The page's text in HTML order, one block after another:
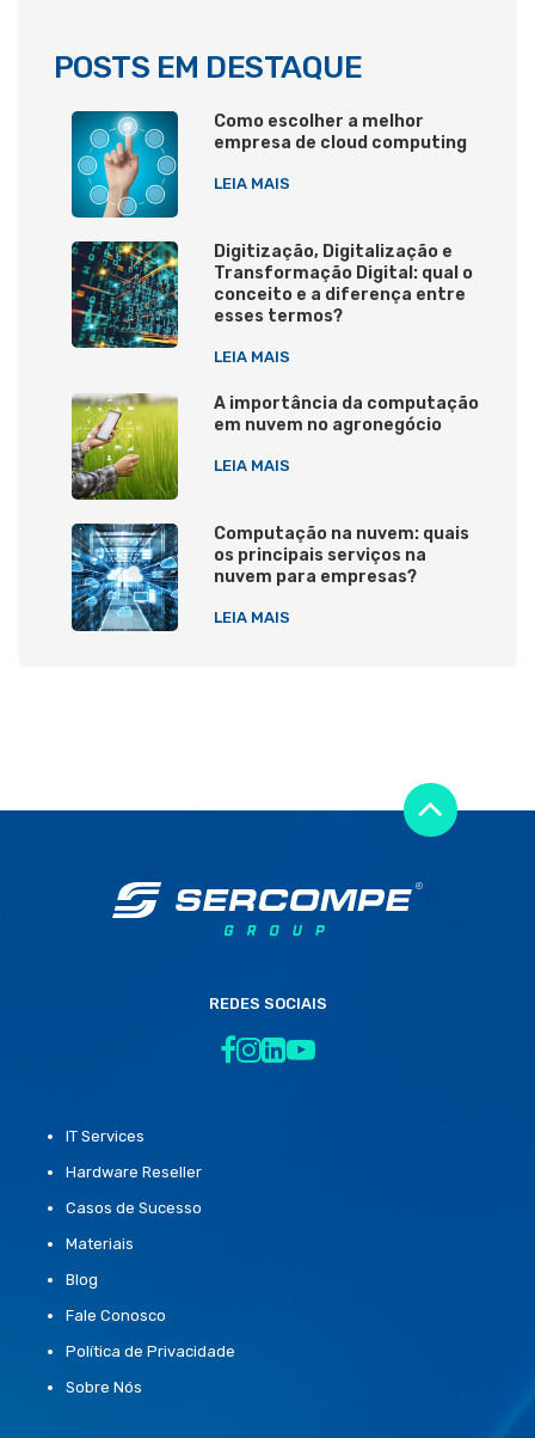
POSTS EM DESTAQUE
Como escolher a melhor
empresa de cloud computing
LEIA MAIS
Digitização, Digitalização e
Transformação Digital: qual o
conceito e a diferença entre
esses termos?
LEIA MAIS
A importância da computação
em nuvem no agronegócio
LEIA MAIS
Computação na nuvem: quais
os principais serviços na
nuvem para empresas?
LEIA MAIS
REDES SOCIAIS
IT Services
Hardware Reseller
Casos de Sucesso
Materiais
Blog
Fale Conosco
Política de Privacidade
Sobre Nós